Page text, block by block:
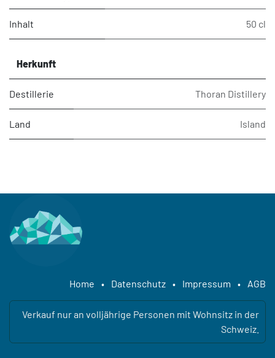
Inhalt 50 cl
Herkunft
Destillerie Thoran Distillery
Land Island
Home • Datenschutz • Impressum • AGB
Verkauf nur an volljährige Personen mit Wohnsitz in der
Schweiz.